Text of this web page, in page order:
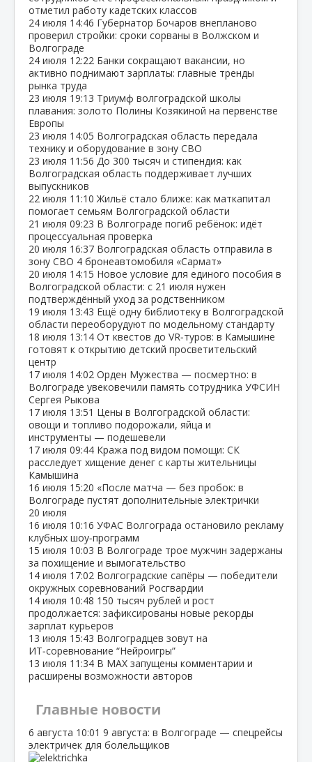
отметил работу кадетских классов
24 июля 14:46 Губернатор Бочаров внепланово
проверил стройки: сроки сорваны в Волжском и
Волгограде
24 июля 12:22 Банки сокращают вакансии, но
активно поднимают зарплаты: главные тренды
рынка труда
23 июля 19:13 Триумф волгоградской школы
плавания: золото Полины Козякиной на первенстве
Европы
23 июля 14:05 Волгоградская область передала
технику и оборудование в зону СВО
23 июля 11:56 До 300 тысяч и стипендия: как
Волгоградская область поддерживает лучших
выпускников
22 июля 11:10 Жильё стало ближе: как маткапитал
помогает семьям Волгоградской области
21 июля 09:23 В Волгограде погиб ребёнок: идёт
процессуальная проверка
20 июля 16:37 Волгоградская область отправила в
зону СВО 4 бронеавтомобиля «Сармат»
20 июля 14:15 Новое условие для единого пособия в
Волгоградской области: с 21 июля нужен
подтверждённый уход за родственником
19 июля 13:43 Ещё одну библиотеку в Волгоградской
области переоборудуют по модельному стандарту
18 июля 13:14 От квестов до VR‑туров: в Камышине
готовят к открытию детский просветительский
центр
17 июля 14:02 Орден Мужества — посмертно: в
Волгограде увековечили память сотрудника УФСИН
Сергея Рыкова
17 июля 13:51 Цены в Волгоградской области:
овощи и топливо подорожали, яйца и
инструменты — подешевели
17 июля 09:44 Кража под видом помощи: СК
расследует хищение денег с карты жительницы
Камышина
16 июля 15:20 «После матча — без пробок: в
Волгограде пустят дополнительные электрички
20 июля
16 июля 10:16 УФАС Волгограда остановило рекламу
клубных шоу‑программ
15 июля 10:03 В Волгограде трое мужчин задержаны
за похищение и вымогательство
14 июля 17:02 Волгоградские сапёры — победители
окружных соревнований Росгвардии
14 июля 10:48 150 тысяч рублей и рост
продолжается: зафиксированы новые рекорды
зарплат курьеров
13 июля 15:43 Волгоградцев зовут на
ИТ‑соревнование “Нейроигры”
13 июля 11:34 В МАХ запущены комментарии и
расширены возможности авторов
Главные новости
6 августа 10:01 9 августа: в Волгограде — спецрейсы
электричек для болельщиков